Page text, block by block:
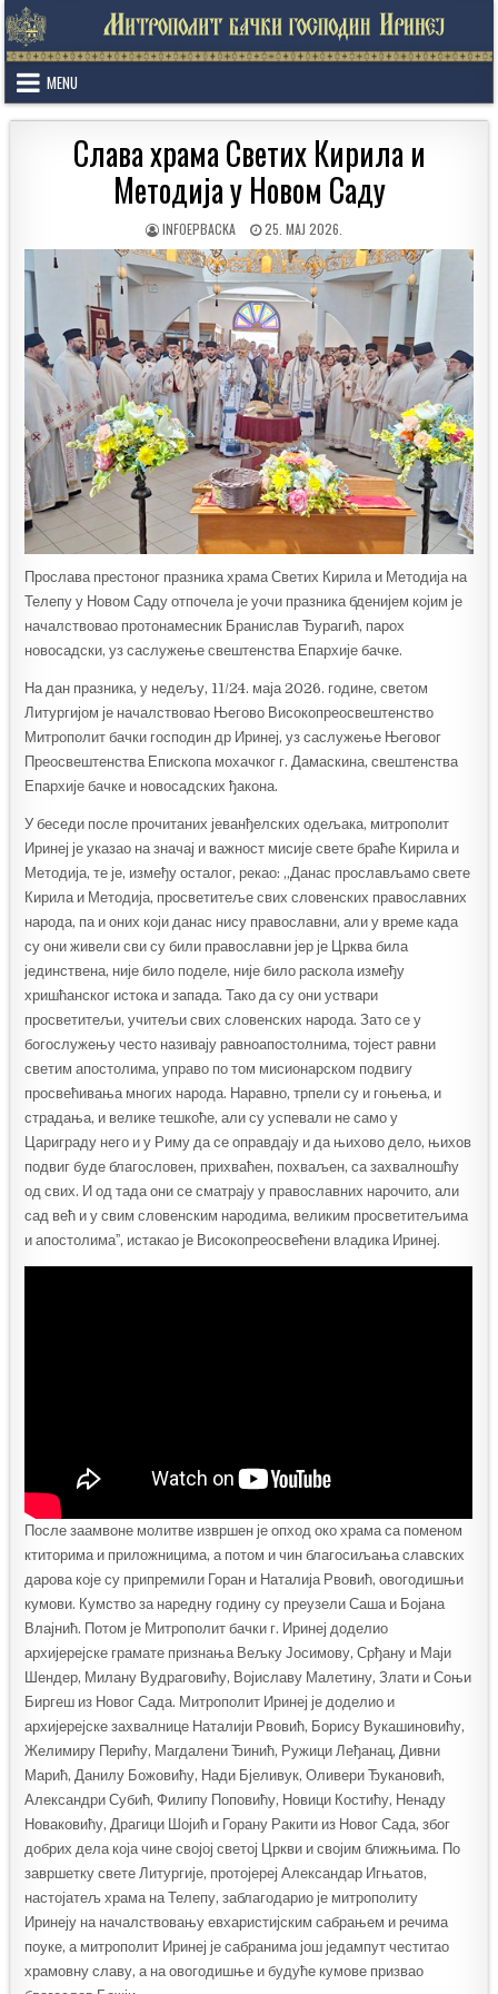
Skip
to
content
MENU
Слава храма Светих Кирила и
Методија у Новом Саду
AUTHOR:
INFOEPBACKA
PUBLISHED
DATE:
25. МАЈ 2026.
Прослава престоног празника храма Светих Кирила и Методија на
Телепу у Новом Саду отпочела је уочи празника бденијем којим је
началствовао протонамесник Бранислав Ђурагић, парох
новосадски, уз саслужење свештенства Епархије бачке.
На дан празника, у недељу, 11/24. маја 2026. године, светом
Литургијом је началствовао Његово Високопреосвештенство
Митрополит бачки господин др Иринеј, уз саслужење Његовог
Преосвештенства Епископа мохачког г. Дамаскина, свештенства
Епархије бачке и новосадских ђакона.
У беседи после прочитаних јеванђелских одељака, митрополит
Иринеј је указао на значај и важност мисије свете браће Кирила и
Методија, те је, између осталог, рекао: „Данас прослављамо свете
Кирила и Методија, просветитеље свих словенских православних
народа, па и оних који данас нису православни, али у време када
су они живели сви су били православни јер је Црква била
јединствена, није било поделе, није било раскола између
хришћанског истока и запада. Тако да су они уствари
просветитељи, учитељи свих словенских народа. Зато се у
богослужењу често називају равноапостолнима, тојест равни
светим апостолима, управо по том мисионарском подвигу
просвећивања многих народа. Наравно, трпели су и гоњења, и
страдања, и велике тешкоће, али су успевали не само у
Цариграду него и у Риму да се оправдају и да њихово дело, њихов
подвиг буде благословен, прихваћен, похваљен, са захвалношћу
од свих. И од тада они се сматрају у православних нарочито, али
сад већ и у свим словенским народима, великим просветитељима
и апостолимаˮ, истакао је Високопреосвећени владика Иринеј.
После заамвоне молитве извршен је опход око храма са поменом
ктиторима и приложницима, а потом и чин благосиљања славских
дарова које су припремили Горан и Наталија Рвовић, овогодишњи
кумови. Кумство за наредну годину су преузели Саша и Бојана
Влајнић. Потом је Митрополит бачки г. Иринеј доделио
архијерејске грамате признања Вељку Јосимову, Срђану и Маји
Шендер, Милану Вудраговићу, Војиславу Малетину, Злати и Соњи
Биргеш из Новог Сада. Митрополит Иринеј је доделио и
архијерејске захвалнице Наталији Рвовић, Борису Вукашиновићу,
Желимиру Перићу, Магдалени Ђинић, Ружици Леђанац, Дивни
Марић, Данилу Божовићу, Нади Бјеливук, Оливери Ђукановић,
Александри Субић, Филипу Поповићу, Новици Костићу, Ненаду
Новаковићу, Драгици Шојић и Горану Ракити из Новог Сада, због
добрих дела која чине својој светој Цркви и својим ближњима. По
завршетку свете Литургије, протојереј Александар Игњатов,
настојатељ храма на Телепу, заблагодарио је митрополиту
Иринеју на началствовању евхаристијским сабрањем и речима
поуке, а митрополит Иринеј је сабранима још једампут честитао
храмовну славу, а на овогодишње и будуће кумове призвао